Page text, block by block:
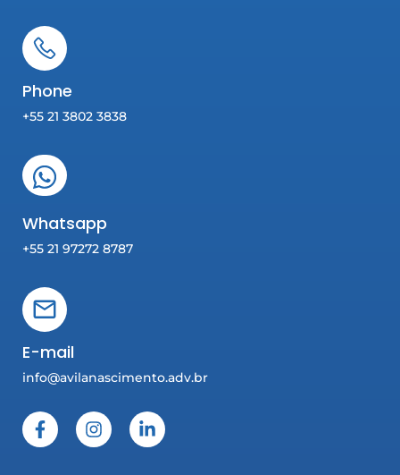
Phone
+55 21 3802 3838
Whatsapp
+55 21 97272 8787
E-mail
info@avilanascimento.adv.br
F
a
I
n
L
i